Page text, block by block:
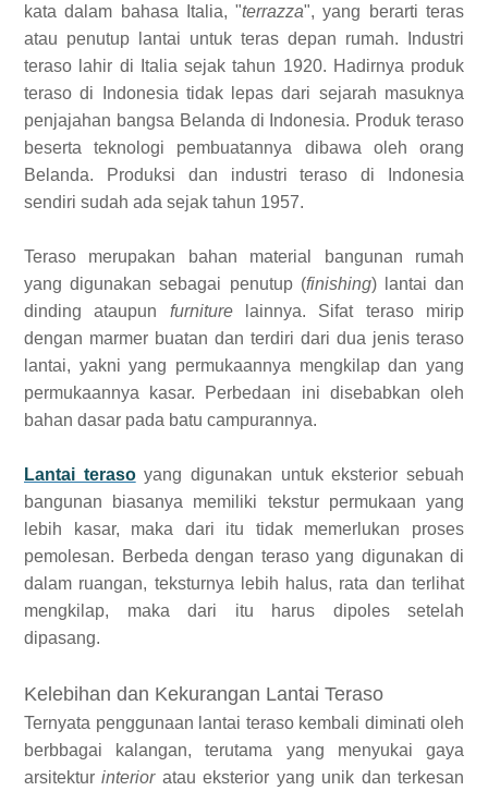
kata dalam bahasa Italia, "terrazza", yang berarti teras
atau penutup lantai untuk teras depan rumah. Industri
teraso lahir di Italia sejak tahun 1920. Hadirnya produk
teraso di Indonesia tidak lepas dari sejarah masuknya
penjajahan bangsa Belanda di Indonesia. Produk teraso
beserta teknologi pembuatannya dibawa oleh orang
Belanda. Produksi dan industri teraso di Indonesia
sendiri sudah ada sejak tahun 1957.
Teraso merupakan bahan material bangunan rumah
yang digunakan sebagai penutup (finishing) lantai dan
dinding ataupun furniturelainnya. Sifat teraso mirip
dengan marmer buatan dan terdiri dari dua jenis teraso
lantai, yakni yang permukaannya mengkilap dan yang
permukaannya kasar. Perbedaan ini disebabkan oleh
bahan dasar pada batu campurannya.
Lantai terasoyang digunakan untuk eksterior sebuah
bangunan biasanya memiliki tekstur permukaan yang
lebih kasar, maka dari itu tidak memerlukan proses
pemolesan. Berbeda dengan teraso yang digunakan di
dalam ruangan, teksturnya lebih halus, rata dan terlihat
mengkilap, maka dari itu harus dipoles setelah
dipasang.
Kelebihan dan Kekurangan Lantai Teraso
Ternyata penggunaan lantai teraso kembali diminati oleh
berbbagai kalangan, terutama yang menyukai gaya
arsitekturinterioratau eksterior yang unik dan terkesan